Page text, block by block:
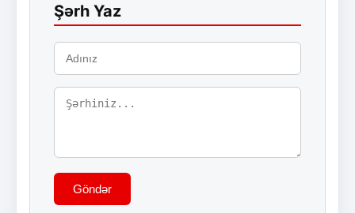
Şərh Yaz
Göndər